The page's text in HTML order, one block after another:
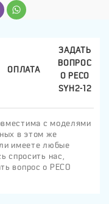
ОПЛАТА
ЗАДАТЬ
ВОПРОС
О PECO
SYH2-12
с моделями
в этом же
имеете любые
спросить нас,
вопрос о PECO